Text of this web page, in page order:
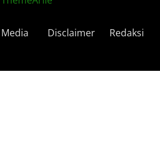
Disclaimer Redaksi